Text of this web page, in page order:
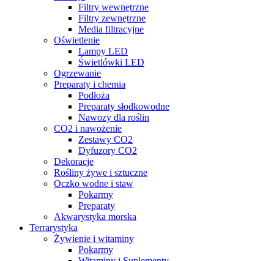
Filtry wewnętrzne
Filtry zewnętrzne
Media filtracyjne
Oświetlenie
Lampy LED
Świetlówki LED
Ogrzewanie
Preparaty i chemia
Podłoża
Preparaty słodkowodne
Nawozy dla roślin
CO2 i nawożenie
Zestawy CO2
Dyfuzory CO2
Dekoracje
Rośliny żywe i sztuczne
Oczko wodne i staw
Pokarmy
Preparaty
Akwarystyka morska
Terrarystyka
Żywienie i witaminy
Pokarmy